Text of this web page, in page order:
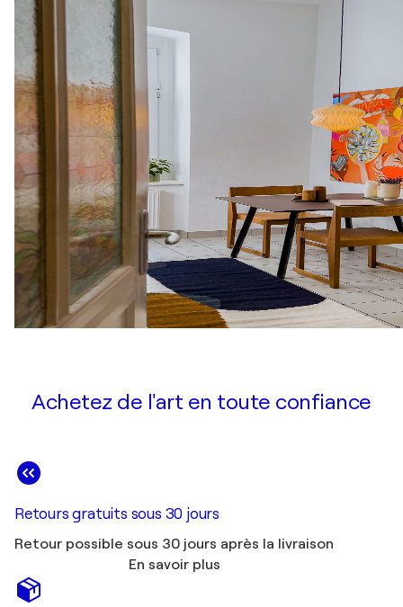
Achetez de l'art en toute confiance
Retours gratuits sous 30 jours
Retour possible sous 30 jours après la livraison
En savoir plus